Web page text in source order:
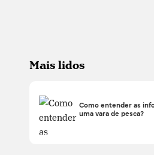
Mais lidos
Como entender as
uma vara de pesca?